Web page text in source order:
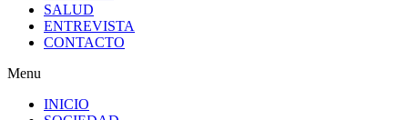
SALUD
ENTREVISTA
CONTACTO
Menu
INICIO